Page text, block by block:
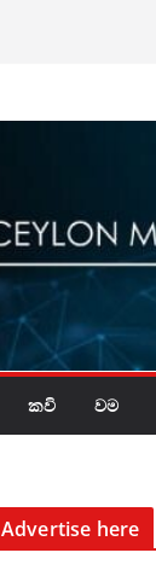
කවි වම
Advertise here